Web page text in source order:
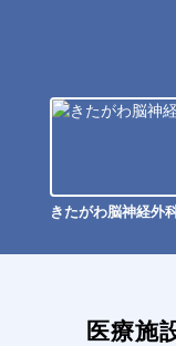
きたがわ脳神経外
医療施